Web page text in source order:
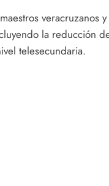
veracruzanos
la reducción
telesecundaria.